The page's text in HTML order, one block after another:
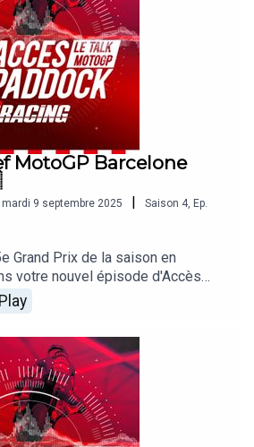
MotoGP Barcelone
mardi 9 septembre 2025 | Saison 4, Ep.
Grand Prix de la saison en
votre nouvel épisode d'Accès
nos reporters sur les Grands Prix
Alexis Delisse. Avec une large
à la performance d'Alex Marquez,
frère à la régulière ! On revient
les difficultés de Pecco Bagnaia,
end de KTM ou encore les espoirs
Sans oublier les sujets brulants qui
!
Play